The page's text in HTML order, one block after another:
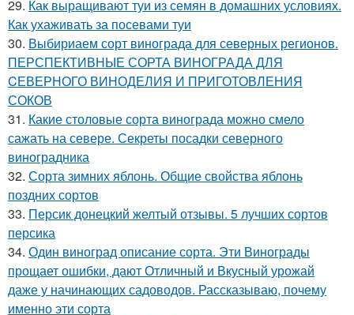
29. Как выращивают туи из семян в домашних условиях.
Как ухаживать за посевами туи
30. Выбириаем сорт винограда для северных регионов.
ПЕРСПЕКТИВНЫЕ СОРТА ВИНОГРАДА ДЛЯ
CЕВЕРНОГО ВИНОДЕЛИЯ И ПРИГОТОВЛЕНИЯ
СОКОВ
31. Какие столовые сорта винограда можно смело
сажать на севере. Секреты посадки северного
виноградника
32. Сорта зимних яблонь. Общие свойства яблонь
поздних сортов
33. Персик донецкий желтый отзывы. 5 лучших сортов
персика
34. Один виноград описание сорта. Эти Винограды
прощает ошибки, дают Отличный и Вкусный урожай
даже у начинающих садоводов. Рассказываю, почему
именно эти сорта